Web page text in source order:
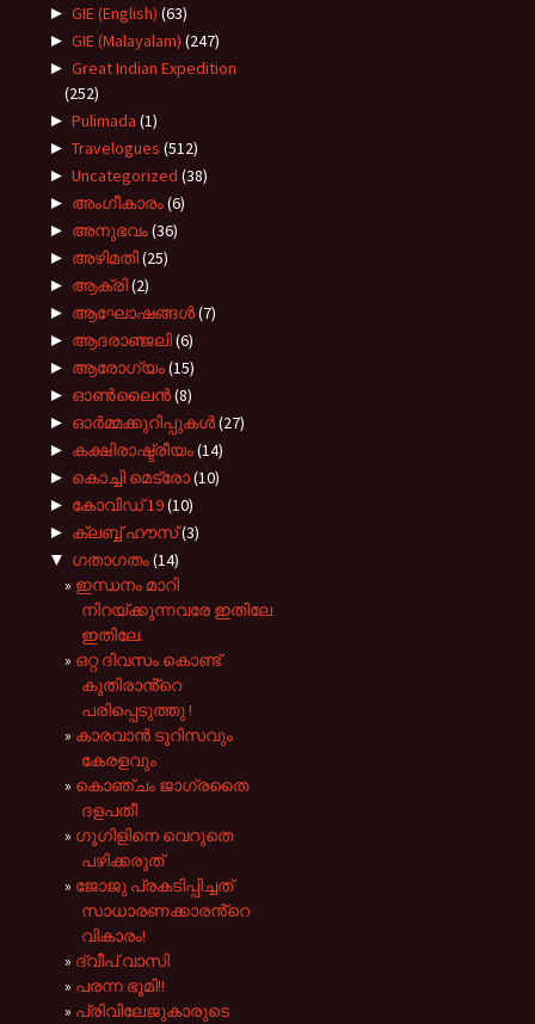
► GIE (English) (63)
► GIE (Malayalam) (247)
► Great Indian Expedition
(252)
► Pulimada (1)
► Travelogues (512)
► Uncategorized (38)
► അംഗീകാരം(6)
► അനുഭവം(36)
► അഴിമതി(25)
► ആക്രി(2)
► ആഘോഷങ്ങൾ(7)
► ആദരാഞ്ജലി(6)
► ആരോഗ്യം(15)
► ഓൺലൈൻ(8)
► ഓർമ്മക്കുറിപ്പുകൾ(27)
► കക്ഷിരാഷ്ട്രീയം(14)
► കൊച്ചി മെട്രോ(10)
► കോവിഡ് 19(10)
► ക്ലബ്ബ് ഹൗസ്(3)
▼ ഗതാഗതം(14)
ഇന്ധനം മാറി
നിറയ്ക്കുന്നവരേ ഇതിലേ
ഇതിലേ.
ഒറ്റ ദിവസം കൊണ്ട്
കുതിരാൻ്റെ
പരിപ്പെടുത്തു !
കാരവാൻ ടൂറിസവും
കേരളവും
കൊഞ്ചം ജാഗ്രതൈ
ദളപതീ
ഗൂഗിളിനെ വെറുതെ
പഴിക്കരുത്
ജോജു പ്രകടിപ്പിച്ചത്
സാധാരണക്കാരൻ്റെ
വികാരം!
ദ്വീപ് വാസി
പരന്ന ഭൂമി!!
പ്രിവിലേജുകാരുടെ